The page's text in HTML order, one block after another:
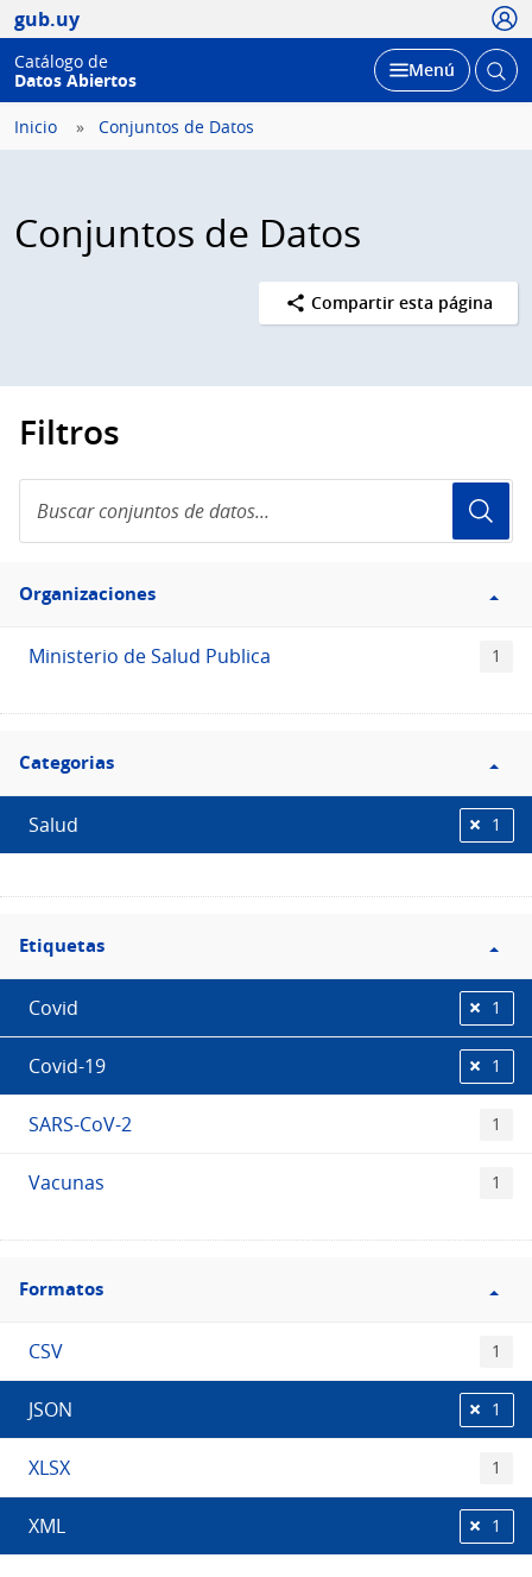
gub.uy
Catálogo de
Datos Abiertos
Desplegar
Menú Abrir
Inicio Conjuntos de Datos
Conjuntos de Datos
Compartir esta página
Filtros
conjuntos
de
Filtro
Organizaciones
Organizaciones
Ministerio de Salud Publica 1
Filtro
Categorias
Categorias
Salud 1
Filtro
Etiquetas
Etiquetas
Covid 1
Covid-19 1
SARS-CoV-2 1
Vacunas 1
Filtro
Formatos
Formatos
CSV 1
JSON 1
XLSX 1
XML 1